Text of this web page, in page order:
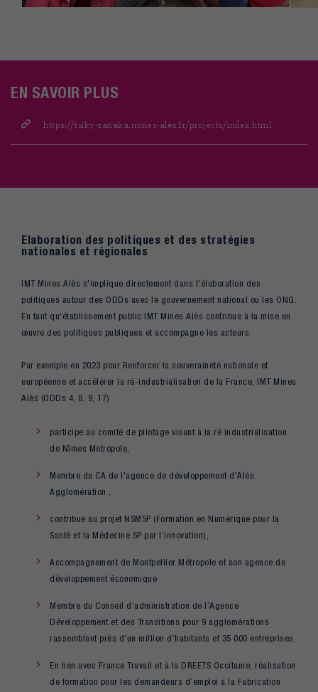
EN SAVOIR PLUS
https://tsiky-zanaka.mines-ales.fr/projects/index.html
Elaboration des politiques et des stratégies
nationales et régional es
IMT Mines Alès s'implique directement dans l'élaboration des
politiques autour des ODDs avec le gouvernement national ou les ONG.
En tant qu'établissement public IMT Mines Alès contribue à la mise en
œuvre des politiques publiques et accompagne les acteurs.
Par exemple en 2023 pour Renforcer la souveraineté nationale et
européenne et accélérer la ré-industrialisation de la France, IMT Mines
Alès (ODDs 4, 8, 9, 17)
participe au comité de pilotage visant à la ré industrialisation
de Nîmes Metropole,
Membre du CA de l'agence de développement d'Alès
Agglomération ,
contribue au projet NSM5P (Formation en Numérique pour la
Santé et la Médecine 5P par l’innovation),
Accompagnement de Montpellier Métropole et son agence de
développement économique
Membre du Conseil d’administration de l’Agence
Développement et des Transitions pour 9 agglomérations
rassemblant près d’un million d’habitants et 35 000 entreprises.
En lien avec France Travail et à la DREETS Occitanie, réalisation
de formation pour les demandeurs d’emploi à la Fabrication